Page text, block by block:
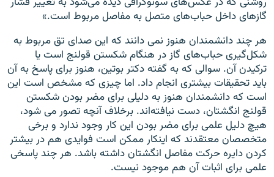
گازهای داخل حباب‌های متصل به مفاصل مربوط است.»
هر چند دانشمندان هنوز نمی دانند که این صدای تق مربوط به
شکل‌گیری حباب‌های گاز در هنگام شکستن قولنج است یا
ترکیدن آن. سوالی که به گفته دکتر بوتین، هنوز برای پاسخ به آن
باید تحقیقات بیشتری انجام داد. اما چیزی که مشخص است این
است که دانشمندان هنوز به دلیلی برای مضر بودن شکستن
قولنج انگشتان، دست نیافته‌اند. برخلاف آنچه تصور می شود،
هیچ دلیل علمی برای مضر بودن این کار وجود ندارد و برخی
متخصصان معتقدند که اینکار ممکن است فوایدی هم در بیشتر
کردن دایره حرکت مفاصل انگشتان داشته باشد. هر چند پاسخی
علمی برای اثبات آن هم موجود نیست.